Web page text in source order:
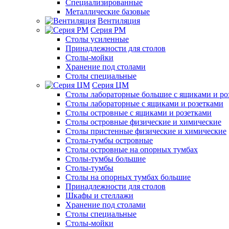
Специализированные
Металлические базовые
Вентиляция
Серия РМ
Столы усиленные
Принадлежности для столов
Столы-мойки
Хранение под столами
Столы специальные
Серия ЦМ
Столы лабораторные большие с ящиками и
Столы лабораторные с ящиками и розетками
Столы островные с ящиками и розетками
Столы островные физические и химические
Столы пристенные физические и химические
Столы-тумбы островные
Столы островные на опорных тумбах
Столы-тумбы большие
Столы-тумбы
Столы на опорных тумбах большие
Принадлежности для столов
Шкафы и стеллажи
Хранение под столами
Столы специальные
Столы-мойки